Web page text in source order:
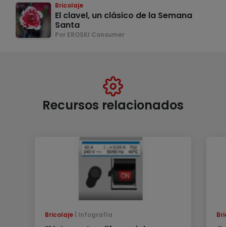
Bricolaje
El clavel, un clásico de la Semana
Santa
Por EROSKI Consumer
Recursos relacionados
Bricolaje Infografía